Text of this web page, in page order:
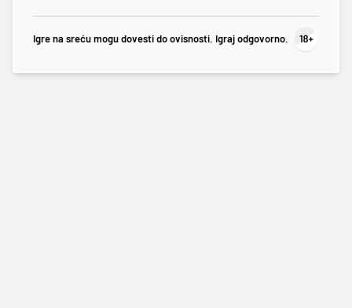
Igre na sreću mogu dovesti do ovisnosti. Igraj odgovorno.